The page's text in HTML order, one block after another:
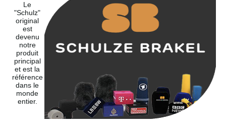
Le
"Schulz"
original
est
devenu
notre
produit
principal
et est la
référence
dans le
monde
entier.